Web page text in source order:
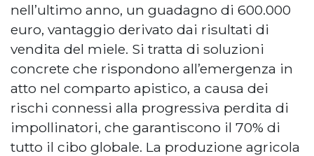
nell’ultimo anno, un guadagno di 600.000
euro, vantaggio derivato dai risultati di
vendita del miele. Si tratta di soluzioni
concrete che rispondono all’emergenza in
atto nel comparto apistico, a causa dei
rischi connessi alla progressiva perdita di
impollinatori, che garantiscono il 70% di
tutto il cibo globale. La produzione agricola